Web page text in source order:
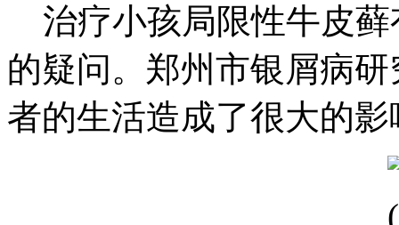
治疗小孩局限性牛皮藓
的疑问。郑州市银屑病
者的生活造成了很大的